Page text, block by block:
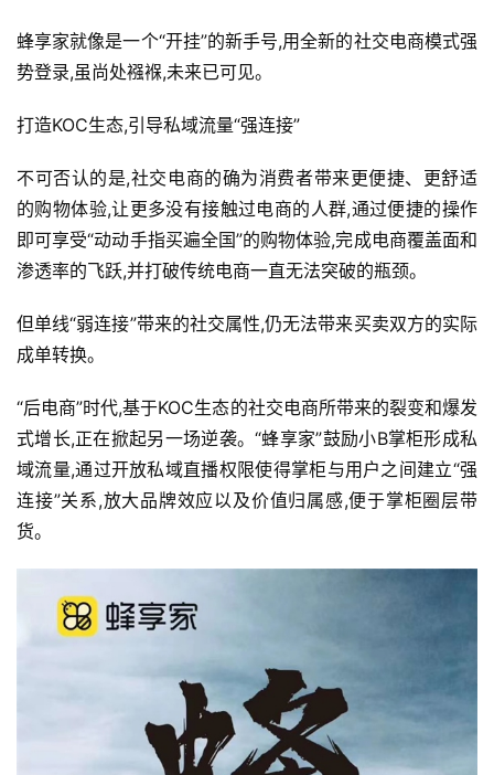
蜂享家就像是一个“开挂”的新手号,用全新的社交电商模式强
势登录,虽尚处襁褓,未来已可见。
打造KOC生态,引导私域流量“强连接”
不可否认的是,社交电商的确为消费者带来更便捷、更舒适
的购物体验,让更多没有接触过电商的人群,通过便捷的操作
即可享受“动动手指买遍全国”的购物体验,完成电商覆盖面和
渗透率的飞跃,并打破传统电商一直无法突破的瓶颈。
但单线“弱连接”带来的社交属性,仍无法带来买卖双方的实际
成单转换。
“后电商”时代,基于KOC生态的社交电商所带来的裂变和爆发
式增长,正在掀起另一场逆袭。“蜂享家”鼓励小B掌柜形成私
域流量,通过开放私域直播权限使得掌柜与用户之间建立“强
连接”关系,放大品牌效应以及价值归属感,便于掌柜圈层带
货。